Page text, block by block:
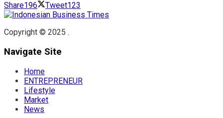
Share196 Tweet123
Copyright © 2025 .
Navigate Site
Home
ENTREPRENEUR
Lifestyle
Market
News